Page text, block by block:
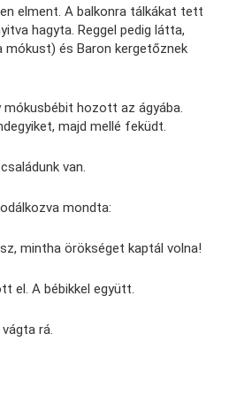
elment. A balkonra tálkákat tett
hagyta. Reggel pedig látta,
mókust) és Baron kergetőznek
mókusbébit hozott az ágyába.
majd mellé feküdt.
van.
mondta:
mintha örökséget kaptál volna!
el. A bébikkel együtt.
rá.